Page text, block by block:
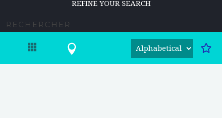
REFINE YOUR SEARCH